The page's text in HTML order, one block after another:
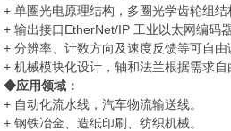
+ 单圈光电原理结构，多圈光学齿轮组结
+ 输出接口EtherNet/IP 工业以太网编码
+ 分辨率、计数方向及速度反馈等可自由
+ 机械模块化设计，轴和法兰根据需求自
◆应用领域：
+ 自动化流水线，汽车物流输送线。
+ 钢铁冶金、造纸印刷、纺织机械。